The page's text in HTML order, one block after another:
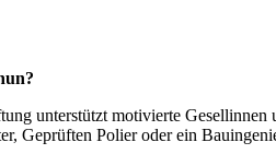
unterstützt motivierte
Geprüften Polier oder ein